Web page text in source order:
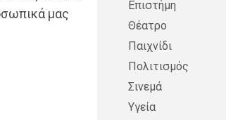
μας
Επιστήμη
Θέατρο
Παιχνίδι
Πολιτισμός
Σινεμά
Υγεία